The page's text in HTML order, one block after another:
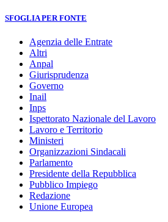
SFOGLIA PER FONTE
Agenzia delle Entrate
Altri
Anpal
Giurisprudenza
Governo
Inail
Inps
Ispettorato Nazionale del Lavoro
Lavoro e Territorio
Ministeri
Organizzazioni Sindacali
Parlamento
Presidente della Repubblica
Pubblico Impiego
Redazione
Unione Europea